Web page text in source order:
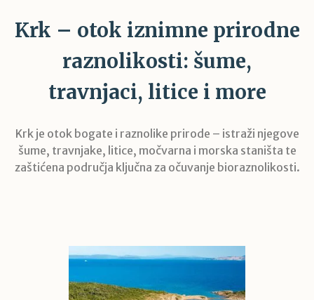
Krk – otok iznimne prirodne
raznolikosti: šume,
travnjaci, litice i more
Krk je otok bogate i raznolike prirode – istraži njegove
šume, travnjake, litice, močvarna i morska staništa te
zaštićena područja ključna za očuvanje bioraznolikosti.